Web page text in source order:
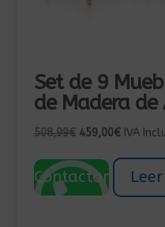
Set de 9
de Madera de
508,99€ El
original
era:
459,00€El
actual
es:
IVA
Contactar